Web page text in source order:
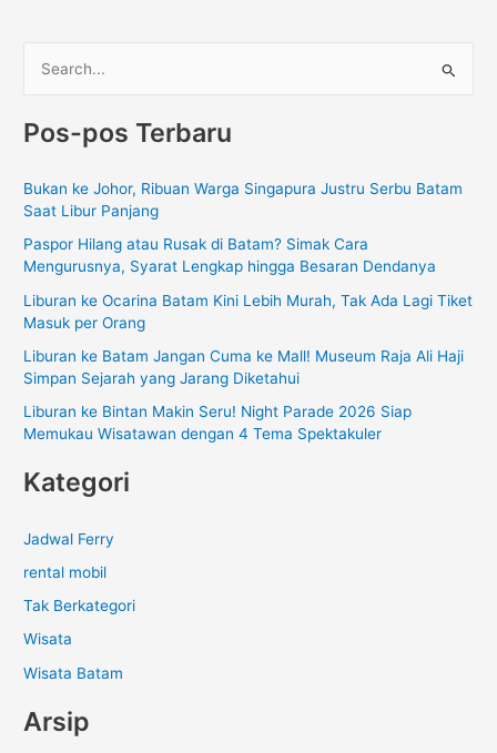
r
u
n
t
Pos-pos Terbaru
Bukan ke Johor, Ribuan Warga Singapura Justru Serbu Batam
Saat Libur Panjang
Paspor Hilang atau Rusak di Batam? Simak Cara
Mengurusnya, Syarat Lengkap hingga Besaran Dendanya
Liburan ke Ocarina Batam Kini Lebih Murah, Tak Ada Lagi Tiket
Masuk per Orang
Liburan ke Batam Jangan Cuma ke Mall! Museum Raja Ali Haji
Simpan Sejarah yang Jarang Diketahui
Liburan ke Bintan Makin Seru! Night Parade 2026 Siap
Memukau Wisatawan dengan 4 Tema Spektakuler
Kategori
Jadwal Ferry
rental mobil
Tak Berkategori
Wisata
Wisata Batam
Arsip